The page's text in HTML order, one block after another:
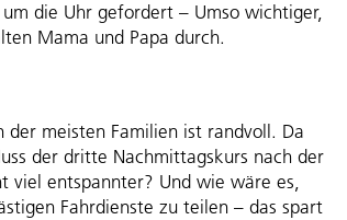
die Uhr gefordert – Umso wichtiger,
Mama und Papa durch.
meisten Familien ist randvoll. Da
der dritte Nachmittagskurs nach der
viel entspannter? Und wie wäre es,
Fahrdienste zu teilen – das spart